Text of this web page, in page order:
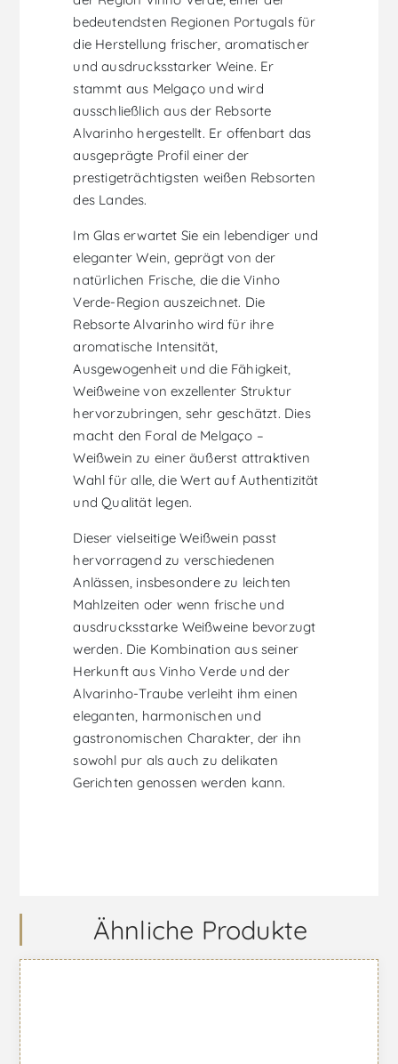
bedeutendsten Regionen Portugals für
die Herstellung frischer, aromatischer
und ausdrucksstarker Weine. Er
stammt aus Melgaço und wird
ausschließlich aus der Rebsorte
Alvarinho hergestellt. Er offenbart das
ausgeprägte Profil einer der
prestigeträchtigsten weißen Rebsorten
des Landes.
Im Glas erwartet Sie ein lebendiger und
eleganter Wein, geprägt von der
natürlichen Frische, die die Vinho
Verde-Region auszeichnet. Die
Rebsorte Alvarinho wird für ihre
aromatische Intensität,
Ausgewogenheit und die Fähigkeit,
Weißweine von exzellenter Struktur
hervorzubringen, sehr geschätzt. Dies
macht den Foral de Melgaço –
Weißwein zu einer äußerst attraktiven
Wahl für alle, die Wert auf Authentizität
und Qualität legen.
Dieser vielseitige Weißwein passt
hervorragend zu verschiedenen
Anlässen, insbesondere zu leichten
Mahlzeiten oder wenn frische und
ausdrucksstarke Weißweine bevorzugt
werden. Die Kombination aus seiner
Herkunft aus Vinho Verde und der
Alvarinho-Traube verleiht ihm einen
eleganten, harmonischen und
gastronomischen Charakter, der ihn
sowohl pur als auch zu delikaten
Gerichten genossen werden kann.
Ähnliche Produkte